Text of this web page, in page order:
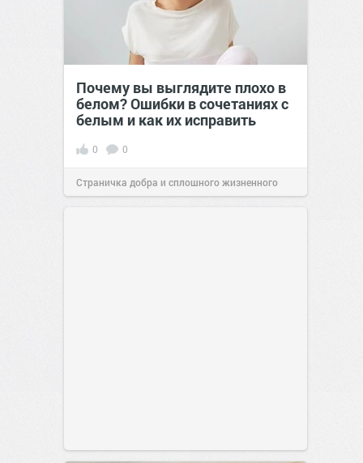
Почему вы выглядите плохо в
белом? Ошибки в сочетаниях с
белым и как их исправить
0 0
Страничка добра и сплошного жизненного